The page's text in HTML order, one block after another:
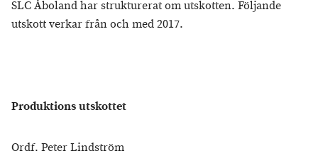
SLC Åboland har strukturerat om utskotten. Följande
utskott verkar från och med 2017.
Produktions utskottet
Ordf. Peter Lindström